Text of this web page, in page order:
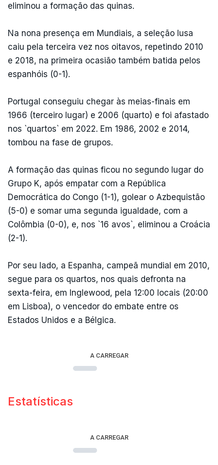
eliminou a formação das quinas.
Na nona presença em Mundiais, a seleção lusa
caiu pela terceira vez nos oitavos, repetindo 2010
e 2018, na primeira ocasião também batida pelos
espanhóis (0-1).
Portugal conseguiu chegar às meias-finais em
1966 (terceiro lugar) e 2006 (quarto) e foi afastado
nos `quartos` em 2022. Em 1986, 2002 e 2014,
tombou na fase de grupos.
A formação das quinas ficou no segundo lugar do
Grupo K, após empatar com a República
Democrática do Congo (1-1), golear o Azbequistão
(5-0) e somar uma segunda igualdade, com a
Colômbia (0-0), e, nos `16 avos`, eliminou a Croácia
(2-1).
Por seu lado, a Espanha, campeã mundial em 2010,
segue para os quartos, nos quais defronta na
sexta-feira, em Inglewood, pela 12:00 locais (20:00
em Lisboa), o vencedor do embate entre os
Estados Unidos e a Bélgica.
A CARREGAR
Estatísticas
A CARREGAR